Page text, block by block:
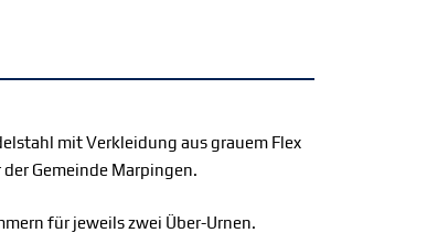
mit Verkleidung aus grauem Flex
Gemeinde Marpingen.
für jeweils zwei Über-Urnen.